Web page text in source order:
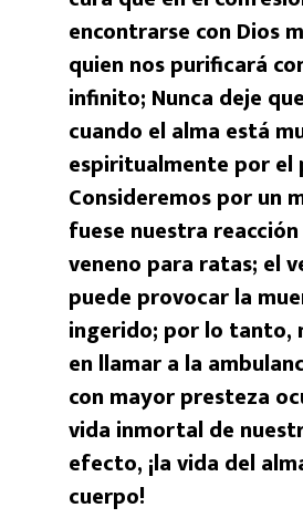
encontrarse con Dios
quien nos purificará
infinito; Nunca deje
cuando el alma está
espiritualmente por el
Consideremos por un
fuese nuestra
veneno para ratas; el
puede provocar la
ingerido; por lo tanto,
en llamar a la
con mayor presteza
vida inmortal de
efecto, ¡la vida del
cuerpo!